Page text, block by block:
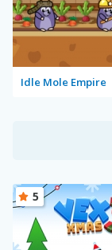
Idle Mole Empire
5